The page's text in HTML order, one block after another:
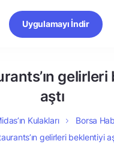
Uygulamayı İndir
aştı
Kulakları Borsa
gelirleri beklentiyi